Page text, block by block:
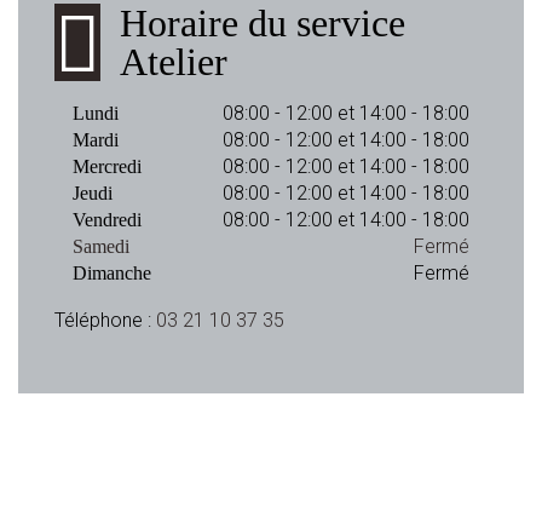
Horaire du service
Atelier
Lundi 08:00 - 12:00 et 14:00 - 18:00
Mardi 08:00 - 12:00 et 14:00 - 18:00
Mercredi 08:00 - 12:00 et 14:00 - 18:00
Jeudi 08:00 - 12:00 et 14:00 - 18:00
Vendredi 08:00 - 12:00 et 14:00 - 18:00
Samedi Fermé
Dimanche Fermé
Téléphone : 03 21 10 37 35